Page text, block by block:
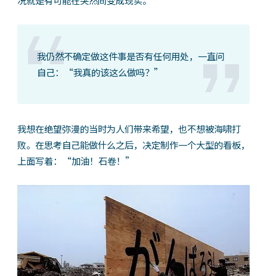
我仍然不确定做这件事是否有任何用处，一直问
自己：“我真的该这么做吗？”
我想在绝望弥漫的当时为人们带来希望，也不想被海啸打
败。在思考自己能做什么之后，决定制作一个大型的看板，
上面写着：“加油！石卷！”